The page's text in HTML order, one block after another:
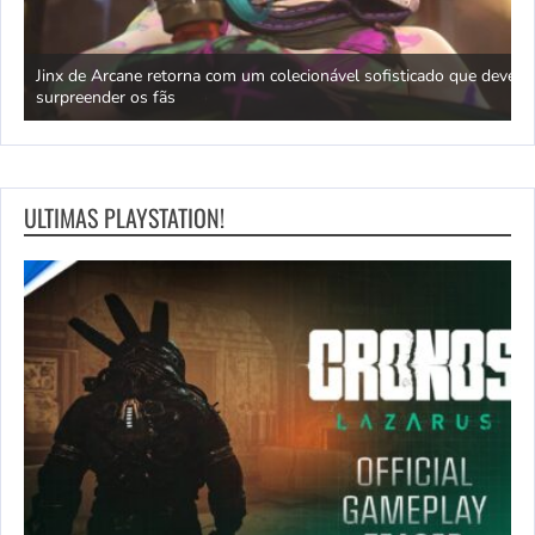
Jinx de Arcane retorna com um colecionável sofisticado que deve
surpreender os fãs
ULTIMAS PLAYSTATION!